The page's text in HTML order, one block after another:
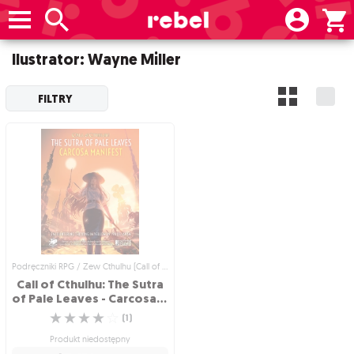
Ilustrator: Wayne Miller
FILTRY
Podręczniki RPG / Zew Cthulhu (Call of Cthulhu)
Call of Cthulhu: The Sutra
of Pale Leaves - Carcosa Manifest
☆
☆
☆
☆ (1)
Produkt niedostępny